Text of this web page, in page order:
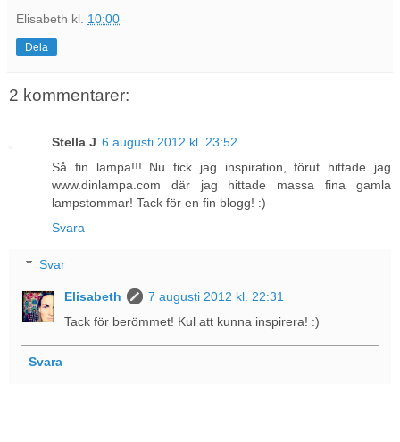
Elisabeth kl. 10:00
Dela
2 kommentarer:
Stella J 6 augusti 2012 kl. 23:52
Så fin lampa!!! Nu fick jag inspiration, förut hittade jag
www.dinlampa.com där jag hittade massa fina gamla
lampstommar! Tack för en fin blogg! :)
Svara
Svar
Elisabeth
7 augusti 2012 kl. 22:31
Tack för berömmet! Kul att kunna inspirera! :)
Svara